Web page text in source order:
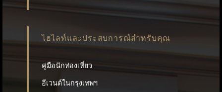
ไฮไลท์และประสบการณ์สำหรับคุณ
คู่มือนักท่องเที่ยว
อีเวนต์ในกรุงเทพฯ